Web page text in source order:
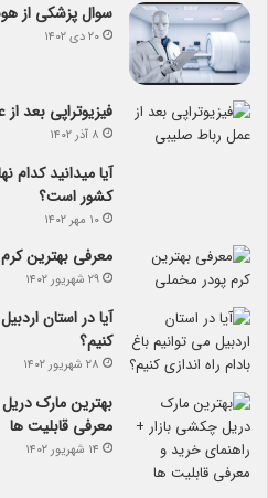
سوال پزشکی از
۲۰ دی ۱۴۰۲
فیزیوتراپی بعد
۸ آذر ۱۴۰۲
آیا می­دانید کدام
کشور است؟
۱۰ مهر ۱۴۰۲
معرفی بهترین
۲۹ شهریور ۱۴۰۲
آیا در استان
کنیم؟
۲۸ شهریور ۱۴۰۲
بهترین مارک
معرفی قابلیت ها
۱۴ شهریور ۱۴۰۲